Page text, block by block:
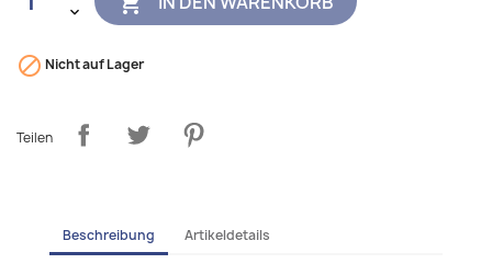
 Nicht auf Lager
Teilen
Beschreibung Artikeldetails